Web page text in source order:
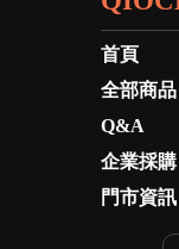
首頁
全部商品
Q&A
企業採購
門市資訊